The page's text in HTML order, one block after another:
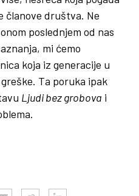
članove društva. Ne
poslednjem od nas
mi ćemo
koja iz generacije u
Ta poruka ipak
Ljudi bez grobova i